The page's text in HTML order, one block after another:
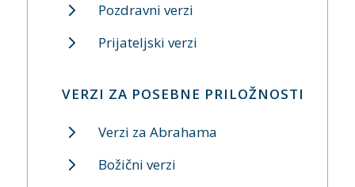
Pozdravni verzi
Prijateljski verzi
VERZI ZA POSEBNE PRILOŽNOSTI
Verzi za Abrahama
Božični verzi